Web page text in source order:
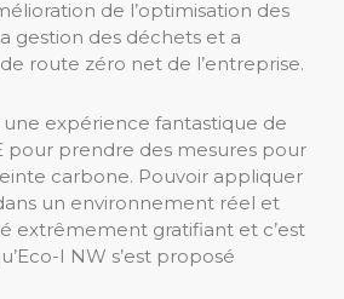
de l’optimisation des
gestion des déchets et a
route zéro net de l’entreprise.
une expérience fantastique de
pour prendre des mesures pour
carbone. Pouvoir appliquer
un environnement réel et
extrêmement gratifiant et c’est
I NW s’est proposé